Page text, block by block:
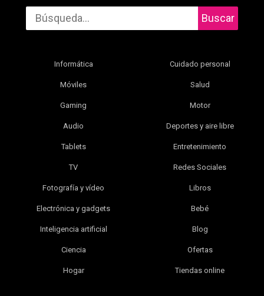
Buscar
Informática
Móviles
Gaming
Audio
Tablets
TV
Fotografía y vídeo
Electrónica y gadgets
Inteligencia artificial
Ciencia
Hogar
Cuidado personal
Salud
Motor
Deportes y aire libre
Entretenimiento
Redes Sociales
Libros
Bebé
Blog
Ofertas
Tiendas online